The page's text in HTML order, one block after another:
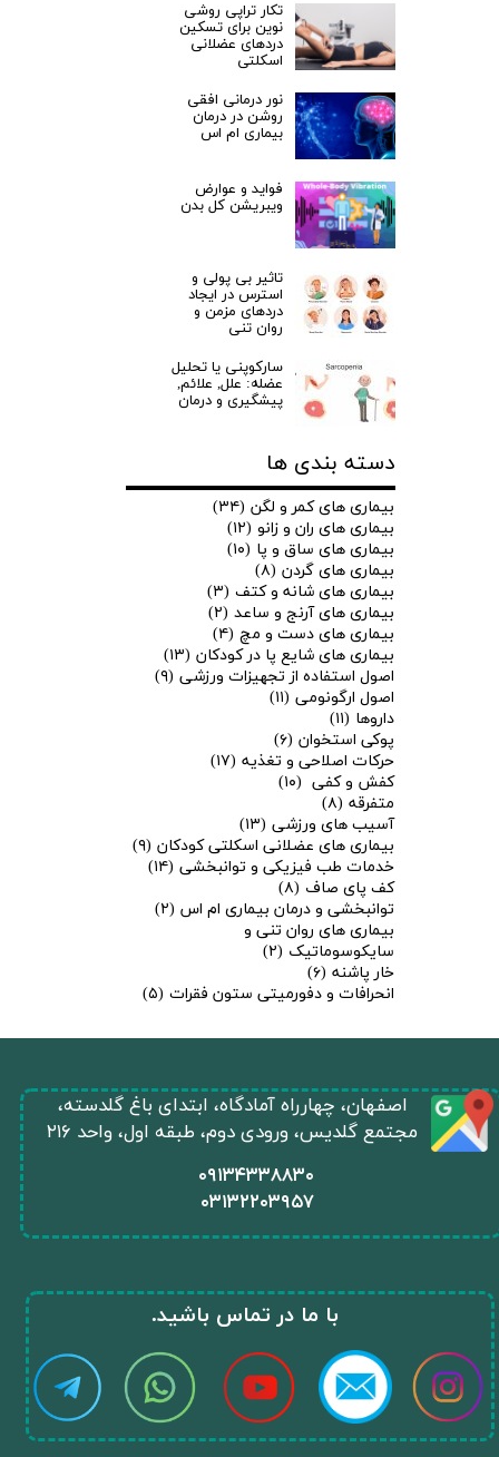
تکار تراپی روشی
نوین برای تسکین
دردهای عضلانی
اسکلتی
نور درمانی افقی
روشن در درمان
بیماری ام اس
فواید و عوارض
ویبریشن کل بدن
تاثیر بی پولی و
استرس در ایجاد
دردهای مزمن و
روان تنی
سارکوپنی یا تحلیل
عضله: علل, علائم,
پیشگیری و درمان
دسته بندی ها
بیماری های کمر و لگن (۳۴)
بیماری های ران و زانو (۱۲)
بیماری های ساق و پا (۱۰)
بیماری های گردن (۸)
بیماری های شانه و کتف (۳)
بیماری های آرنج و ساعد (۲)
بیماری های دست و مچ (۴)
بیماری های شایع پا در کودکان (۱۳)
اصول استفاده از تجهیزات ورزشی (۹)
اصول ارگونومی (۱۱)
داروها (۱۱)
پوکی استخوان (۶)
حرکات اصلاحی و تغذیه (۱۷)
کفش و کفی (۱۰)
متفرقه (۸)
آسیب های ورزشی (۱۳)
بیماری های عضلانی اسکلتی کودکان (۹)
خدمات طب فیزیکی و توانبخشی (۱۴)
کف پای صاف (۸)
توانبخشی و درمان بیماری ام اس (۲)
بیماری های روان تنی و
سایکوسوماتیک (۲)
خار پاشنه (۶)
انحرافات و دفورمیتی ستون فقرات (۵)
​۰۹۱۳۴۳۳۸۸۳۰
۰۳۱۳۲۲۰۳۹۵۷
​اصفهان، چهارراه آمادگاه، ابتدای باغ گلدسته،
مجتمع گلدیس، ورودی دوم، طبقه اول، واحد ۲۱۶
​با ما در تماس باشید.​​​​​​​